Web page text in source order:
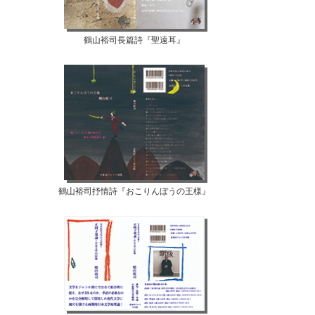
鶴山裕司長篇詩『聖遠耳』
鶴山裕司抒情詩『おこりんぼうの王様』